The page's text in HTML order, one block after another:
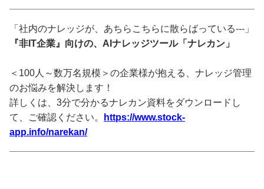
「社内のナレッジが、あちらこちらに散らばっている---」
『非IT企業』向けの、AIナレッジツール「ナレカン」
＜100人～数万名規模＞の企業様が抱える、ナレッジ管理
のお悩みを解決します！
詳しくは、3分で分かるナレカン資料をダウンロードし
て、ご確認ください。
https://www.stock-
app.info/narekan/